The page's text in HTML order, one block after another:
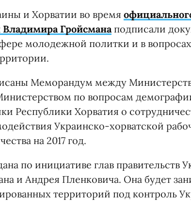
и Хорватии во время
Гройсмана подписали
молодежной политки и в
Меморандум между
по вопросам
Республики Хорватия о
Украинско-хорватской
на 2017 год.
по инициативе глав правительств
и Андрея Пленковича. Она будет
территорий под контроль